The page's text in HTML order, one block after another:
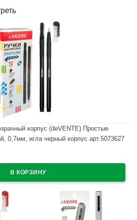
корпус (deVENTE) Простые
0,7мм, игла черный корпус арт.5073627